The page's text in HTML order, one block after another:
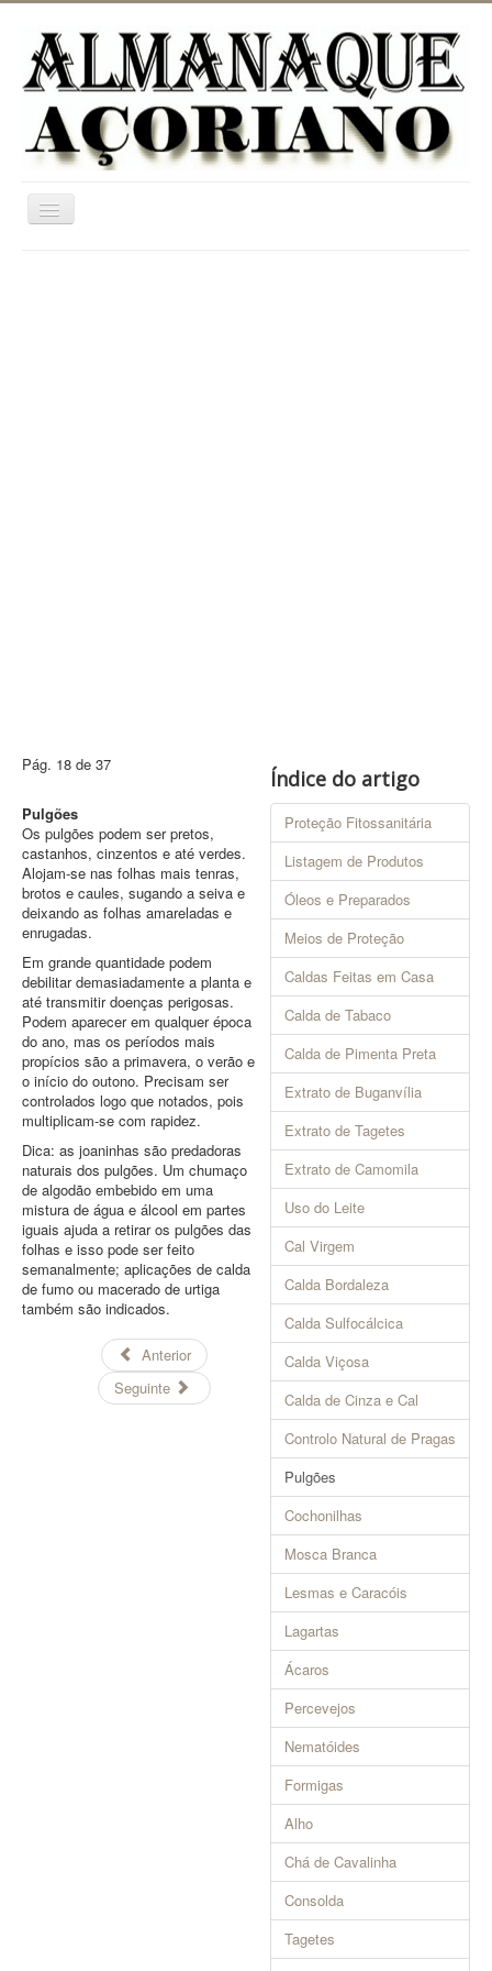
Ativar/Desativar
navegação
Índice do artigo
Proteção Fitossanitária
Listagem de Produtos
Óleos e Preparados
Meios de Proteção
Caldas Feitas em Casa
Calda de Tabaco
Calda de Pimenta Preta
Extrato de Buganvília
Extrato de Tagetes
Extrato de Camomila
Uso do Leite
Cal Virgem
Calda Bordaleza
Calda Sulfocálcica
Calda Viçosa
Calda de Cinza e Cal
Controlo Natural de Pragas
Pulgões
Cochonilhas
Mosca Branca
Lesmas e Caracóis
Lagartas
Ácaros
Percevejos
Nematóides
Formigas
Alho
Chá de Cavalinha
Consolda
Tagetes
Pág. 18 de 37
Pulgões
Os pulgões podem ser pretos,
castanhos, cinzentos e até verdes.
Alojam-se nas folhas mais tenras,
brotos e caules, sugando a seiva e
deixando as folhas amareladas e
enrugadas.
Em grande quantidade podem
debilitar demasiadamente a planta e
até transmitir doenças perigosas.
Podem aparecer em qualquer época
do ano, mas os períodos mais
propícios são a primavera, o verão e
o início do outono. Precisam ser
controlados logo que notados, pois
multiplicam-se com rapidez.
Dica: as joaninhas são predadoras
naturais dos pulgões. Um chumaço
de algodão embebido em uma
mistura de água e álcool em partes
iguais ajuda a retirar os pulgões das
folhas e isso pode ser feito
semanalmente; aplicações de calda
de fumo ou macerado de urtiga
também são indicados.
Anterior
Seguinte